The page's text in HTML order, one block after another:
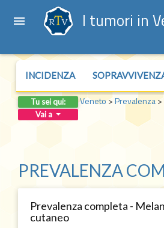
I tumori in
INCIDENZA
Tu sei qui: Veneto>Prevalenza>
Vai a
PREVALENZA
Prevalenza completa -
cutaneo